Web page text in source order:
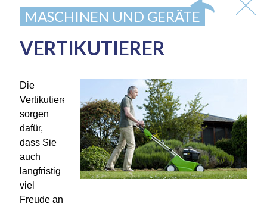
MASCHINEN UND GERÄTE
VERTIKUTIERER
Die
Vertikutierer
sorgen
dafür,
dass Sie
auch
langfristig
viel
Freude an